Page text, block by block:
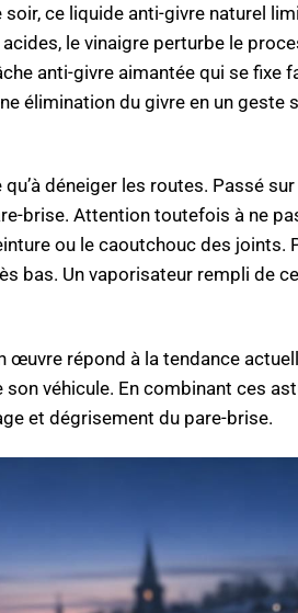
soir, ce liquide anti-givre naturel
le vinaigre perturbe le
anti-givre aimantée qui se fixe
élimination du givre en un geste
déneiger les routes. Passé sur
brise. Attention toutefois à ne
ou le caoutchouc des joints.
bas. Un vaporisateur rempli de
œuvre répond à la tendance
véhicule. En combinant ces
et dégrisement du pare-brise.